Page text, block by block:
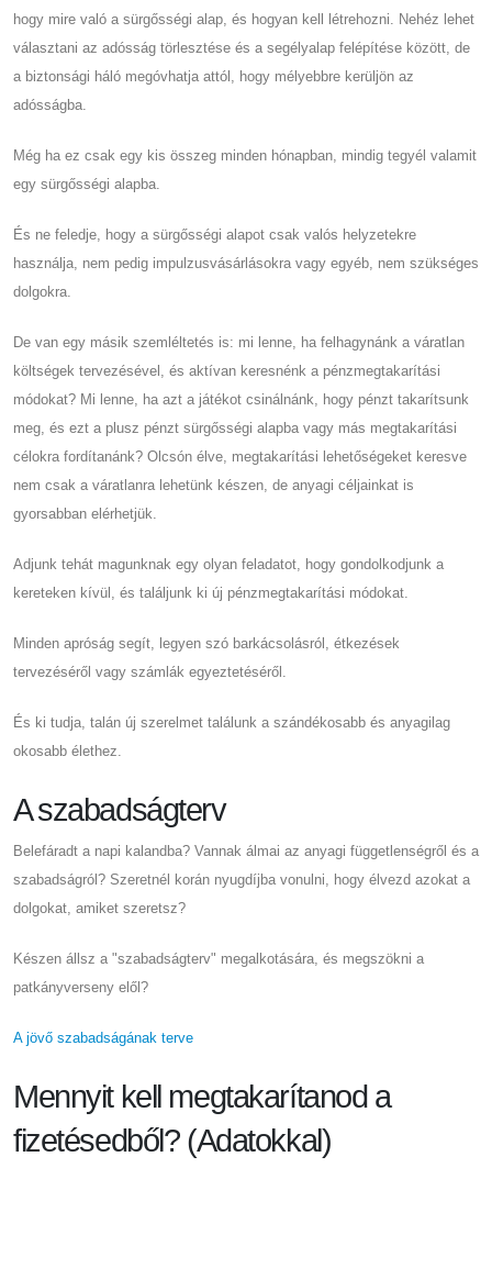
hogy mire való a sürgősségi alap, és hogyan kell létrehozni. Nehéz lehet
választani az adósság törlesztése és a segélyalap felépítése között, de
a biztonsági háló megóvhatja attól, hogy mélyebbre kerüljön az
adósságba.
Még ha ez csak egy kis összeg minden hónapban, mindig tegyél valamit
egy sürgősségi alapba.
És ne feledje, hogy a sürgősségi alapot csak valós helyzetekre
használja, nem pedig impulzusvásárlásokra vagy egyéb, nem szükséges
dolgokra.
De van egy másik szemléltetés is: mi lenne, ha felhagynánk a váratlan
költségek tervezésével, és aktívan keresnénk a pénzmegtakarítási
módokat? Mi lenne, ha azt a játékot csinálnánk, hogy pénzt takarítsunk
meg, és ezt a plusz pénzt sürgősségi alapba vagy más megtakarítási
célokra fordítanánk? Olcsón élve, megtakarítási lehetőségeket keresve
nem csak a váratlanra lehetünk készen, de anyagi céljainkat is
gyorsabban elérhetjük.
Adjunk tehát magunknak egy olyan feladatot, hogy gondolkodjunk a
kereteken kívül, és találjunk ki új pénzmegtakarítási módokat.
Minden apróság segít, legyen szó barkácsolásról, étkezések
tervezéséről vagy számlák egyeztetéséről.
És ki tudja, talán új szerelmet találunk a szándékosabb és anyagilag
okosabb élethez.
A szabadságterv
Belefáradt a napi kalandba? Vannak álmai az anyagi függetlenségről és a
szabadságról? Szeretnél korán nyugdíjba vonulni, hogy élvezd azokat a
dolgokat, amiket szeretsz?
Készen állsz a "szabadságterv" megalkotására, és megszökni a
patkányverseny elől?
A jövő szabadságának terve
Mennyit kell megtakarítanod a
fizetésedből? (Adatokkal)